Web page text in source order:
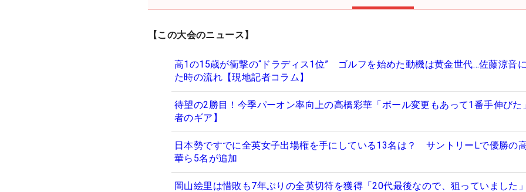
【この大会のニュース】
高1の15歳が衝撃の“ドラディス1位” ゴルフを始めた動機は黄金世代…佐藤涼音
た時の流れ【現地記者コラム】
待望の2勝目！今季パーオン率向上の高橋彩華「ボール変更もあって1番手伸びた
者のギア】
日本勢ですでに全英女子出場権を手にしている13名は？ サントリーLで優勝の
華ら5名が追加
岡山絵里は惜敗も7年ぶりの全英切符を獲得「20代最後なので、狙っていました